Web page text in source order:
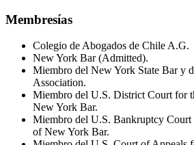
Membresías
Colegio de Abogados de Chile A.G.
New York Bar (Admitted).
Miembro del New York State Bar y
Association.
Miembro del U.S. District Court for
New York Bar.
Miembro del U.S. Bankruptcy
of New York Bar.